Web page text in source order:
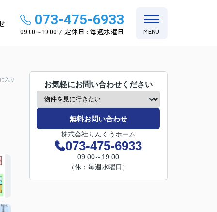
073-475-6933
09:00～19:00 / 定休日 : 毎週水曜日 MENU
入り
お気軽にお問い合わせください
無料お問い合わせ
株式会社りんくうホーム
073-475-6933
09:00～19:00
（休：毎週水曜日）